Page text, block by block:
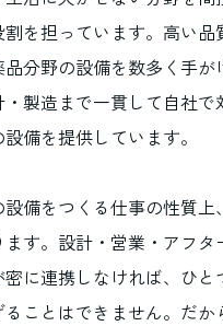
割を担っています。高い品
品分野の設備を数多く手
製造まで一貫して自社で
備を提供しています。
設備をつくる仕事の性質
す。設計・営業・アフタ
に連携しなければ、ひと
ことはできません。だか